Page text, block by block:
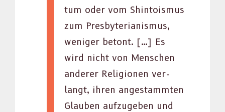
tum oder vom Shin­to­is­mus
zum Pres­by­te­ri­an­is­mus,
weniger betont. […] Es
wird nicht von Men­schen
ander­er Reli­gio­nen ver­
langt, ihren anges­tammten
Glauben aufzugeben und